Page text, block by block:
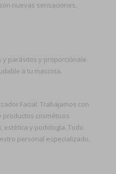
nuevas sensaciones.
y parásitos y proporciónale
a tu mascota.
Facial. Trabajamos con
productos cosméticos
estética y podología. Todo
personal especializado.